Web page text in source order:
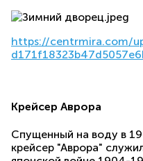
https://centrmira.com/
Крейсер Аврора
Спущенный на воду в
крейсер "Аврора"